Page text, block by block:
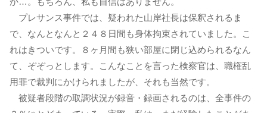
プレサンス事件では、疑われた山岸社長は保釈されるま
で、なんとなんと２４８日間も身体拘束されていました。こ
れはきついです。８ヶ月間も狭い部屋に閉じ込められるなん
て、ぞぞっとします。こんなことを言った検察官は、職権乱
用罪で裁判にかけられましたが、それも当然です。
被疑者段階の取調状況が録音・録画されるのは、全事件の